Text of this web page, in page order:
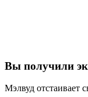
Вы получили
Мэлвуд отстаивает